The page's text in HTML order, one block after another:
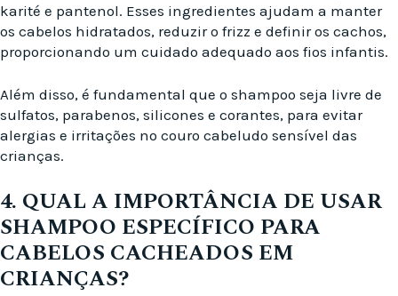
karité e pantenol. Esses ingredientes ajudam a manter
os cabelos hidratados, reduzir o frizz e definir os cachos,
proporcionando um cuidado adequado aos fios infantis.
Além disso, é fundamental que o shampoo seja livre de
sulfatos, parabenos, silicones e corantes, para evitar
alergias e irritações no couro cabeludo sensível das
crianças.
4. QUAL A IMPORTÂNCIA DE USAR
SHAMPOO ESPECÍFICO PARA
CABELOS CACHEADOS EM
CRIANÇAS?